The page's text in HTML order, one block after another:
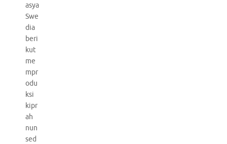
asya
Swe
dia
beri
kut
me
mpr
odu
ksi
kipr
ah
nun
sed